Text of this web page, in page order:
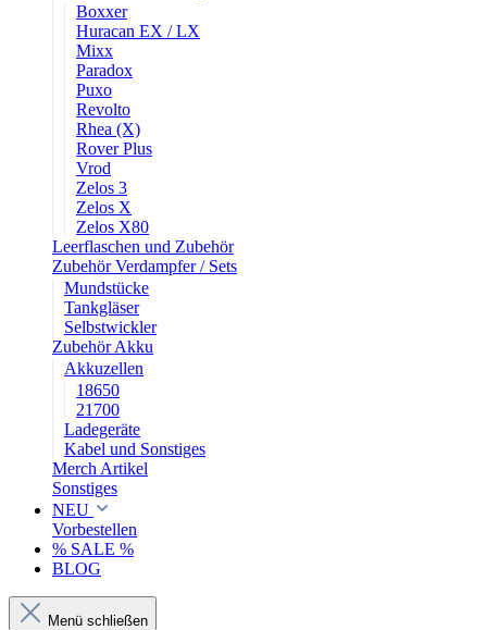
Boxxer
Huracan EX / LX
Mixx
Paradox
Puxo
Revolto
Rhea (X)
Rover Plus
Vrod
Zelos 3
Zelos X
Zelos X80
Leerflaschen und Zubehör
Zubehör Verdampfer / Sets
Mundstücke
Tankgläser
Selbstwickler
Zubehör Akku
Akkuzellen
18650
21700
Ladegeräte
Kabel und Sonstiges
Merch Artikel
Sonstiges
NEU
Vorbestellen
% SALE %
BLOG
Menü schließen